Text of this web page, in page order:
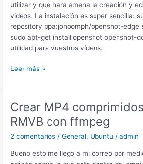
utilizar y que hará amena la creación y
videos. La instalación es super sencilla:
repository ppa:jonoomph/openshot-edge
sudo apt-get install openshot openshot-
utilidad para vuestros vídeos.
OpenShot
Leer más »
Crear MP4
RMVB con ffmpeg
2 comentarios /General, Ubuntu /admin
Bueno esto me llego a mi correo por